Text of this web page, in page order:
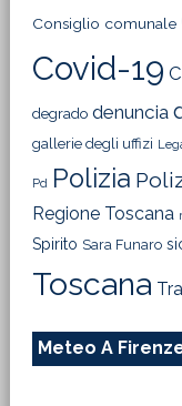
Consiglio comunale
Covid-19
degrado denuncia
gallerie degli uffizi
Pd Polizia
Regione Toscana
Spirito Sara Funaro
Toscana
Meteo A